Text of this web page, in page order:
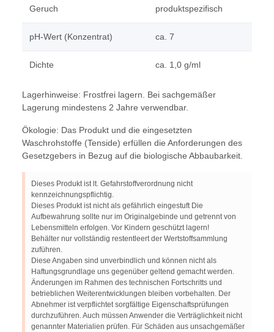
Geruch produktspezifisch
pH-Wert (Konzentrat) ca. 7
Dichte ca. 1,0 g/ml
Lagerhinweise: Frostfrei lagern. Bei sachgemäßer
Lagerung mindestens 2 Jahre verwendbar.
Ökologie: Das Produkt und die eingesetzten
Waschrohstoffe (Tenside) erfüllen die Anforderungen des
Gesetzgebers in Bezug auf die biologische Abbaubarkeit.
Dieses Produkt ist lt. Gefahrstoffverordnung nicht
kennzeichnungspflichtig.
Dieses Produkt ist nicht als gefährlich eingestuft Die
Aufbewahrung sollte nur im Originalgebinde und getrennt von
Lebensmitteln erfolgen. Vor Kindern geschützt lagern!
Behälter nur vollständig restentleert der Wertstoffsammlung
zuführen.
Diese Angaben sind unverbindlich und können nicht als
Haftungsgrundlage uns gegenüber geltend gemacht werden.
Änderungen im Rahmen des technischen Fortschritts und
betrieblichen Weiterentwicklungen bleiben vorbehalten. Der
Abnehmer ist verpflichtet sorgfältige Eigenschaftsprüfungen
durchzuführen. Auch müssen Anwender die Verträglichkeit nicht
genannter Materialien prüfen. Für Schäden aus unsachgemäßer